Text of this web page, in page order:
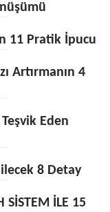
11 Pratik İpucu
Artırmanın 4
Eden
8 Detay
SİSTEM İLE 15